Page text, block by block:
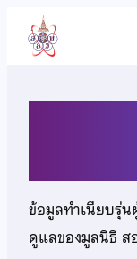
เนื้อหา
ข้อมูลทำเนียบรุ่น
ดูแลของมูลนิธิ ส